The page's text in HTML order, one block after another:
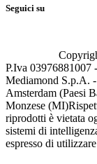
Seguici su
P.Iva 03976881007
Mediamond S.p.A.
Amsterdam (Paesi
Monzese (MI)
riprodotti è vietata
sistemi di
espresso di